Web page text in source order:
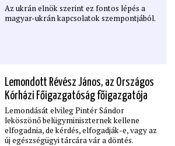
Az ukrán elnök szerint ez fontos lépés a
magyar-ukrán kapcsolatok szempontjából.
Lemondott Révész János, az Országos
Kórházi Főigazgatóság főigazgatója
Lemondását elvileg Pintér Sándor
leköszönő belügyminiszternek kellene
elfogadnia, de kérdés, elfogadják-e, vagy az
új egészségügyi tárcára vár a döntés.